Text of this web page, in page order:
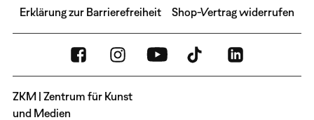
Erklärung zur Barrierefreiheit Shop-Vertrag widerrufen
ZKM | Zentrum für Kunst
und Medien